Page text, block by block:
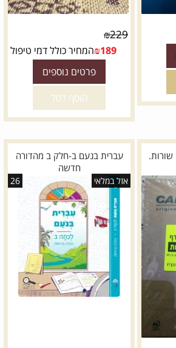
₪229
₪189 המחיר כולל דמי טיפול
פרטים נוספים
הוסף לסל
עברית בנעם ב-חלק ב מהדורה
חדשה
26 אזל במלאי